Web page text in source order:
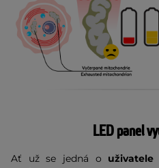
LED panel
Ať už se jedná o